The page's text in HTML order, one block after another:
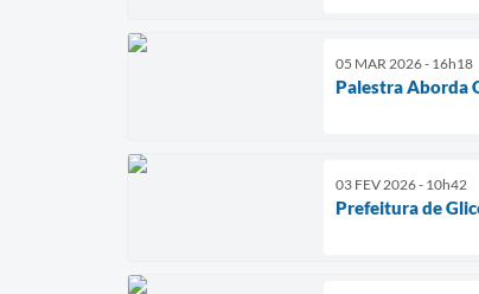
05 MAR 2026 - 16h18
Palestra Aborda
03 FEV 2026 - 10h42
Prefeitura de